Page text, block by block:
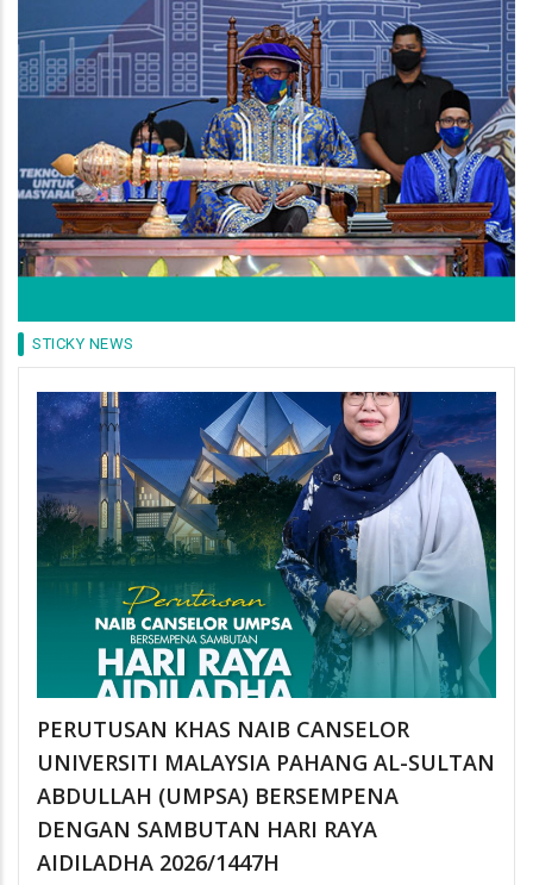
STICKY NEWS
PERUTUSAN KHAS NAIB CANSELOR
UNIVERSITI MALAYSIA PAHANG AL-SULTAN
ABDULLAH (UMPSA) BERSEMPENA
DENGAN SAMBUTAN HARI RAYA
AIDILADHA 2026/1447H